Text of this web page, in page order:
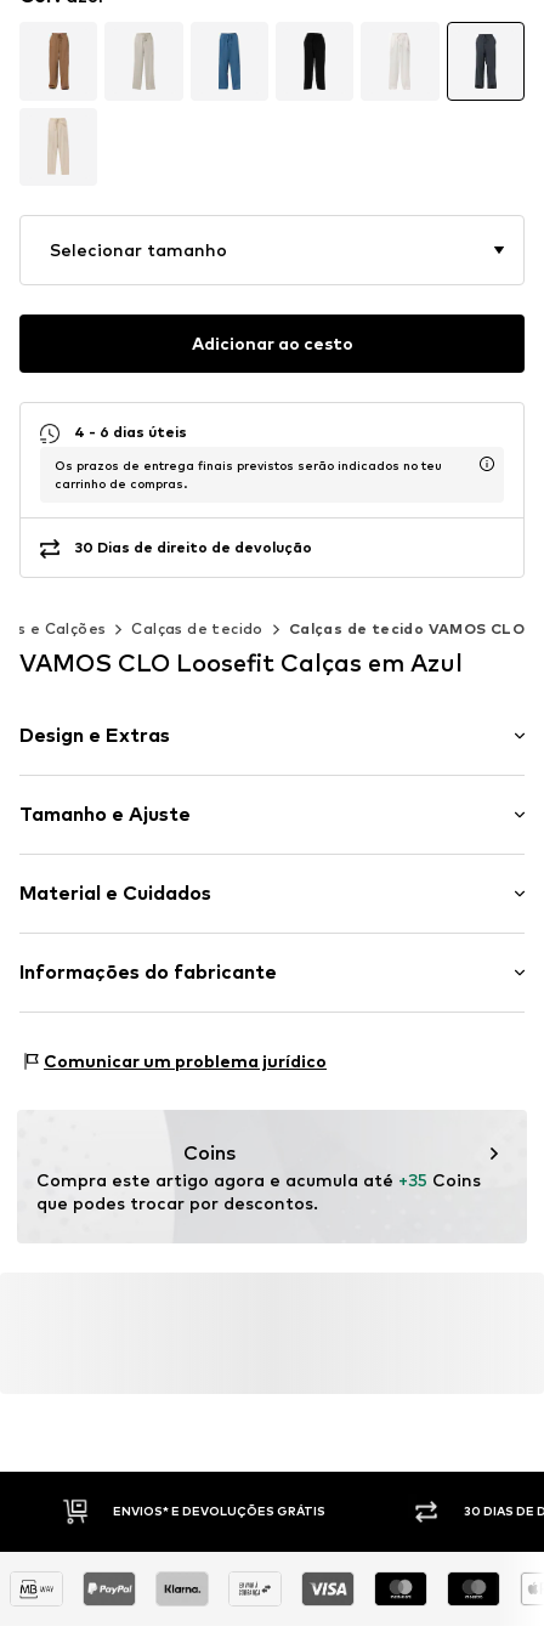
Selecionar tamanho
Adicionar ao cesto
4 - 6 dias úteis
Os prazos de entrega finais previstos serão indicados no teu
carrinho de compras.
30 Dias de direito de devolução
e Calções Calças de tecido Calças de tecido VAMOS CLO
VAMOS CLO Loosefit Calças em Azul
Design e Extras
Cós com cordão de cintura
Bolsos traseiros
Bolsos laterais
Tecido leve
Tamanho e Ajuste
Ajuste: Loosefit
Material e Cuidados
Material superior: 95% Poliéster - PES, 5% Elastano
Informações do fabricante
89537 Giengen an der Brenz
Comunicar um problema jurídico
Coins
Compra este artigo agora e acumula até +35 Coins
que podes trocar por descontos.
ENVIOS* E DEVOLUÇÕES GRÁTIS 30 DIAS DE